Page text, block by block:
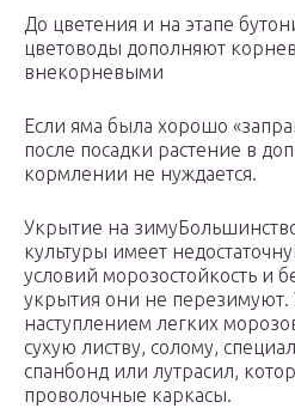
До цветения и на этапе
цветоводы дополняют
внекорневыми
Если яма была хорошо
после посадки растение в
кормлении не нуждается.
Укрытие на
культуры имеет
условий морозостойкость и
укрытия они не перезимуют.
наступлением легких
сухую листву, солому,
спанбонд или лутрасил,
проволочные каркасы.